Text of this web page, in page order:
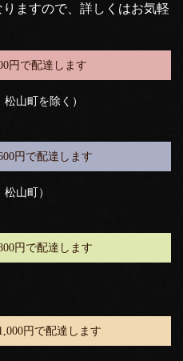
ますので、詳しくはお気軽
円で配達します
山町を除く）
円で配達します
山町）
円で配達します
円で配達します